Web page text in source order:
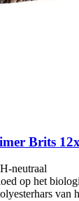
Brits
neutraal
op het
van